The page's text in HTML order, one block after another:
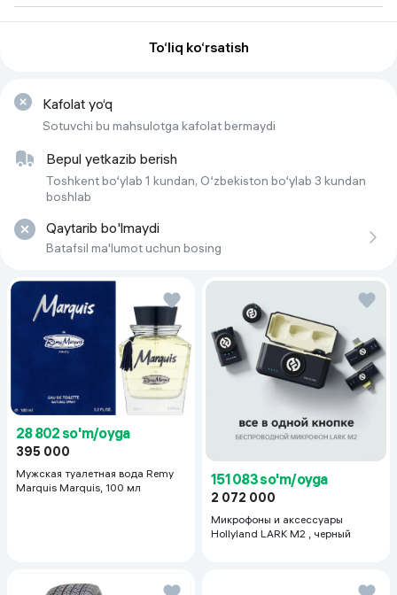
To‘liq ko‘rsatish
Kafolat yo‘q
Sotuvchi bu mahsulotga kafolat bermaydi
Bepul yetkazib berish
Toshkent bo‘ylab 1 kundan, O‘zbekiston bo‘ylab 3 kundan
boshlab
Qaytarib bo'lmaydi
Batafsil ma'lumot uchun bosing
28 802 so'm/oyga
395 000
Мужская туалетная вода Remy
Marquis Marquis, 100 мл
151 083 so'm/oyga
2 072 000
Микрофоны и аксессуары
Hollyland LARK M2 , черный